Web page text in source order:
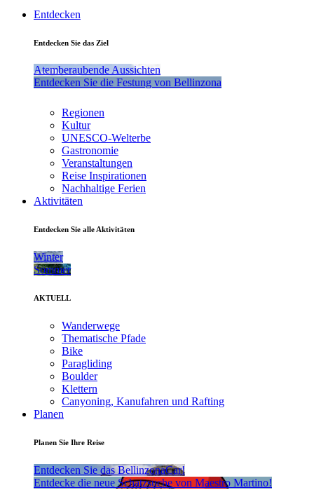
Entdecken
Entdecken Sie das Ziel
Atemberaubende Aussichten
Entdecken Sie die Festung von Bellinzona
Regionen
Kultur
UNESCO-Welterbe
Gastronomie
Veranstaltungen
Reise Inspirationen
Nachhaltige Ferien
Aktivitäten
Entdecken Sie alle Aktivitäten
Winter
Sommer
AKTUELL
Wanderwege
Thematische Pfade
Bike
Paragliding
Boulder
Klettern
Canyoning, Kanufahren und Rafting
Planen
Planen Sie Ihre Reise
Entdecken Sie das BellinzonaCar!
Entdecke die neue Schatzsuche von Maestro Martino!